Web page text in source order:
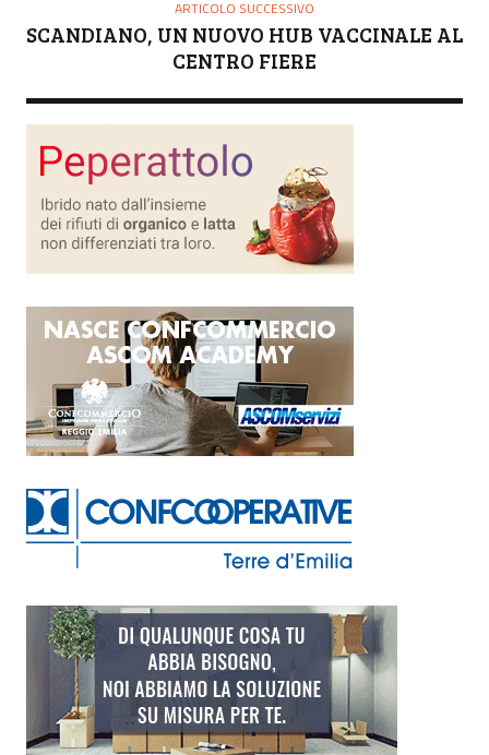
ARTICOLO SUCCESSIVO
SCANDIANO, UN NUOVO HUB VACCINALE AL
CENTRO FIERE